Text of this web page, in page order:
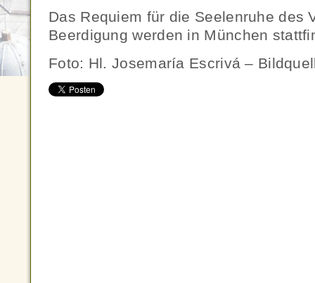
Das Requiem für die Seelenruhe des
Beerdigung werden in München
Foto: Hl. Josemaría Escrivá –